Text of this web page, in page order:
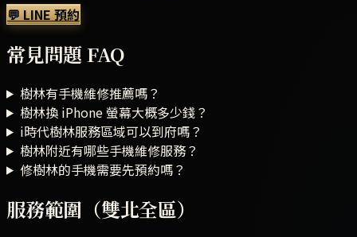
💬 LINE 預約
常見問題 FAQ
樹林有手機維修推薦嗎？
樹林換 iPhone 螢幕大概多少錢？
i時代樹林服務區域可以到府嗎？
樹林附近有哪些手機維修服務？
修樹林的手機需要先預約嗎？
服務範圍（雙北全區）